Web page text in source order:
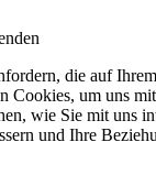
die auf
Cookies, um uns
wie Sie mit uns
und Ihre